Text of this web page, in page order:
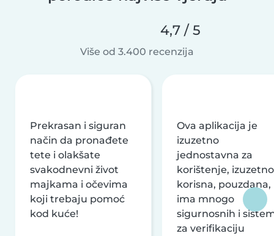
4,7 / 5
Više od 3.400 recenzija
Prekrasan i siguran
način da pronađete
tete i olakšate
svakodnevni život
majkama i očevima
koji trebaju pomoć
kod kuće!
Ova aplikacija je
izuzetno
jednostavna za
korištenje, izuzetno
korisna, pouzdana,
ima mnogo
sigurnosnih i
za verifikaciju